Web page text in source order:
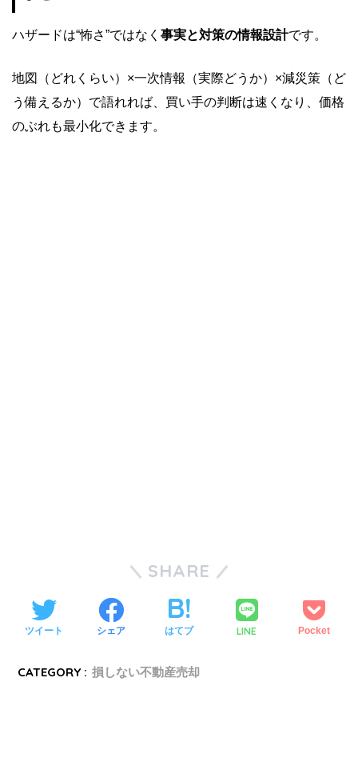
ハザードは“怖さ”ではなく 事実と対策の情報設計です。
地図（どれくらい）×一次情報（実際どうか）×減災策（ど
う備えるか）で語れれば、買い手の判断は速くなり、価格
のぶれも最小化できます。
SHARE
ツイート シェア はてブ LINE Pocket
CATEGORY : 損しない不動産売却